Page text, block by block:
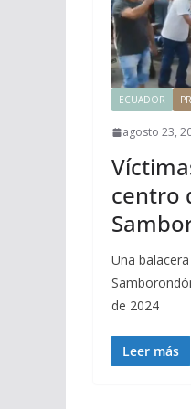
ECUADOR
agosto 23,
centro
Una
de 2024
Leer más